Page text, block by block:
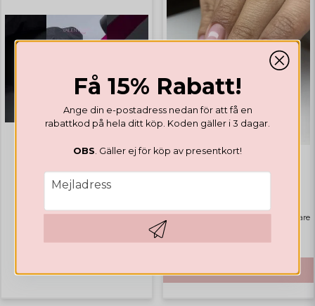
Valentines Collection
GELLACK
Highlights Bästsäljare
KÖP
Få 15% Rabatt!
Ange din e-postadress nedan för att få en
rabattkod på hela ditt köp. Koden gäller i 3 dagar.
OBS . Gäller ej för köp av presentkort!
email
Mejladress